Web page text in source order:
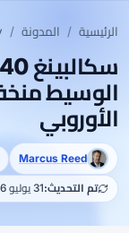
الرئيسية المدونة
الوسيط
الأوروبي
Marcus Reed
تم التحديث:31 يوليو 2026